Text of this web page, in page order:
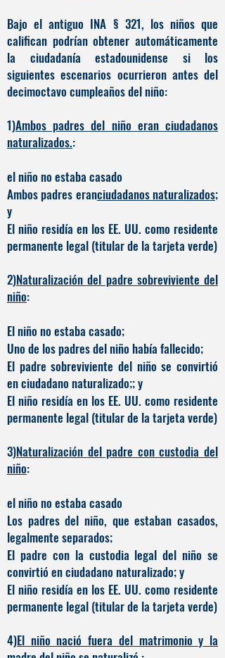
Bajo el antiguo INA § 321, los niños que
califican podrían obtener automáticamente
la ciudadanía estadounidense si los
siguientes escenarios ocurrieron antes del
decimoctavo cumpleaños del niño:
1)Ambos padres del niño eran ciudadanos
naturalizados.:
el niño no estaba casado
Ambos padres eranciudadanos naturalizados;
y
El niño residía en los EE. UU. como residente
permanente legal (titular de la tarjeta verde)
2)Naturalización del padre sobreviviente del
niño:
El niño no estaba casado;
Uno de los padres del niño había fallecido;
El padre sobreviviente del niño se convirtió
en ciudadano naturalizado;; y
El niño residía en los EE. UU. como residente
permanente legal (titular de la tarjeta verde)
3)Naturalización del padre con custodia del
niño:
el niño no estaba casado
Los padres del niño, que estaban casados,
legalmente separados;
El padre con la custodia legal del niño se
convirtió en ciudadano naturalizado; y
El niño residía en los EE. UU. como residente
permanente legal (titular de la tarjeta verde)
4)El niño nació fuera del matrimonio y la